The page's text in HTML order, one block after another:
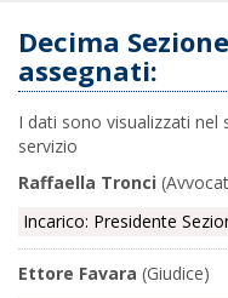
Decima
assegnati:
I dati sono visualizzati nel
servizio
Raffaella Tronci
Incarico: Presidente
Ettore Favara (Giudice)